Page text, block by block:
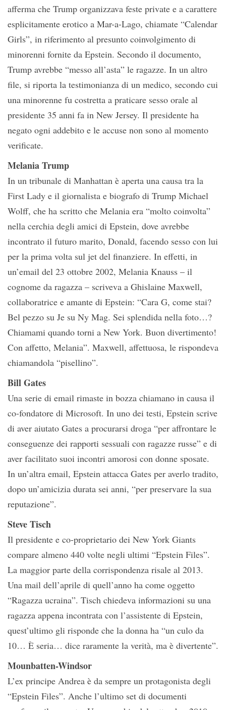
afferma che Trump organizzava feste private e a carattere
esplicitamente erotico a Mar-a-Lago, chiamate “Calendar
Girls”, in riferimento al presunto coinvolgimento di
minorenni fornite da Epstein. Secondo il documento,
Trump avrebbe “messo all’asta” le ragazze. In un altro
file, si riporta la testimonianza di un medico, secondo cui
una minorenne fu costretta a praticare sesso orale al
presidente 35 anni fa in New Jersey. Il presidente ha
negato ogni addebito e le accuse non sono al momento
verificate.
Melania Trump
In un tribunale di Manhattan è aperta una causa tra la
First Lady e il giornalista e biografo di Trump Michael
Wolff, che ha scritto che Melania era “molto coinvolta”
nella cerchia degli amici di Epstein, dove avrebbe
incontrato il futuro marito, Donald, facendo sesso con lui
per la prima volta sul jet del finanziere. In effetti, in
un’email del 23 ottobre 2002, Melania Knauss – il
cognome da ragazza – scriveva a Ghislaine Maxwell,
collaboratrice e amante di Epstein: “Cara G, come stai?
Bel pezzo su Je su Ny Mag. Sei splendida nella foto…?
Chiamami quando torni a New York. Buon divertimento!
Con affetto, Melania”. Maxwell, affettuosa, le rispondeva
chiamandola “pisellino”.
Bill Gates
Una serie di email rimaste in bozza chiamano in causa il
co-fondatore di Microsoft. In uno dei testi, Epstein scrive
di aver aiutato Gates a procurarsi droga “per affrontare le
conseguenze dei rapporti sessuali con ragazze russe” e di
aver facilitato suoi incontri amorosi con donne sposate.
In un’altra email, Epstein attacca Gates per averlo tradito,
dopo un’amicizia durata sei anni, “per preservare la sua
reputazione”.
Steve Tisch
Il presidente e co-proprietario dei New York Giants
compare almeno 440 volte negli ultimi “Epstein Files”.
La maggior parte della corrispondenza risale al 2013.
Una mail dell’aprile di quell’anno ha come oggetto
“Ragazza ucraina”. Tisch chiedeva informazioni su una
ragazza appena incontrata con l’assistente di Epstein,
quest’ultimo gli risponde che la donna ha “un culo da
10… È seria… dice raramente la verità, ma è divertente”.
Mounbatten-Windsor
L’ex principe Andrea è da sempre un protagonista degli
“Epstein Files”. Anche l’ultimo set di documenti